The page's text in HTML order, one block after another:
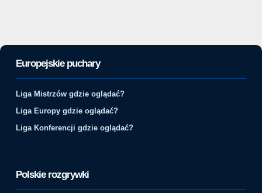
Europejskie puchary
Liga Mistrzów gdzie oglądać?
Liga Europy gdzie oglądać?
Liga Konferencji gdzie oglądać?
Polskie rozgrywki